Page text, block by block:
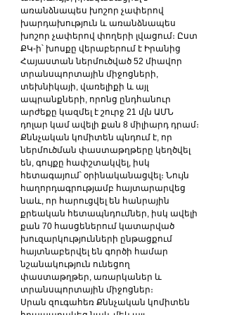
առանձնապես խոշոր չափերով
խարդախություն և առանձնապես
խոշոր չափերով փողերի լվացում։ Ըստ
ՔԿ-ի՝ խոսքը վերաբերում է Իրանից
Հայաստան ներմուծված 52 միավոր
տրանսպորտային միջոցների,
տեխնիկայի, վառելիքի և այլ
ապրանքների, որոնց ընդհանուր
արժեքը կազմել է շուրջ 21 մլն ԱՄՆ
դոլար կամ ավելի քան 8 միլիարդ դրամ։
Քննչական կոմիտեն պնդում է, որ
ներմուծման փաստաթղթերը կեղծվել
են, գույքը հափշտակվել, իսկ
հետագայում՝ օրինականացվել։ Նույն
հաղորդագրությամբ հայտարարվեց
նաև, որ հարուցվել են հանրային
քրեական հետապնդումներ, իսկ ավելի
քան 70 հասցեներում կատարված
խուզարկությունների ընթացքում
հայտնաբերվել են գործի համար
նշանակություն ունեցող
փաստաթղթեր, առարկաներ և
տրանսպորտային միջոցներ։
Սրան զուգահեռ Քննչական կոմիտեն